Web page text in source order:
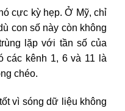
cực kỳ hẹp. Ở Mỹ, chỉ
con số này còn không
lặp với tần số của
các kênh 1, 6 và 11 là
chéo.
vì sóng dữ liệu không